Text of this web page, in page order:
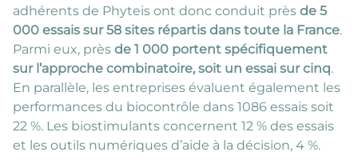
adhérents de Phyteis ont donc conduit près de 5
000 essais sur 58 sites répartis dans toute la France.
Parmi eux, près de 1 000 portent spécifiquement
sur l’approche combinatoire, soit un essai sur cinq.
En parallèle, les entreprises évaluent également les
performances du biocontrôle dans 1086 essais soit
22 %. Les biostimulants concernent 12 % des essais
et les outils numériques d’aide à la décision, 4 %.